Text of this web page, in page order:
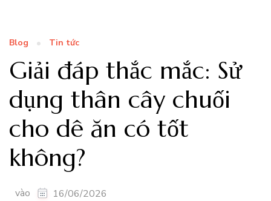
Blog Tin tức
Giải đáp thắc mắc: Sử
dụng thân cây chuối
cho dê ăn có tốt
không?
vào 16/06/2026